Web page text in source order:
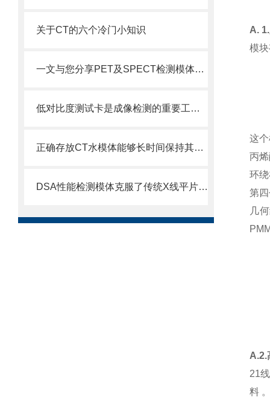
关于CT的六个冷门小知识
一文与您分享PET及SPECT检测模体的主要应用
低对比度测试卡是成像检测的重要工具之一
正确存放CT水模体能够长时间保持其形状和质量
DSA性能检测模体克服了传统X线平片影像重叠
A.
模
这
丙
环
第
几
A.2.
21
料